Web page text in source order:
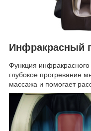
Инфракрасный
Функция
глубокое прогревание
массажа и помогает